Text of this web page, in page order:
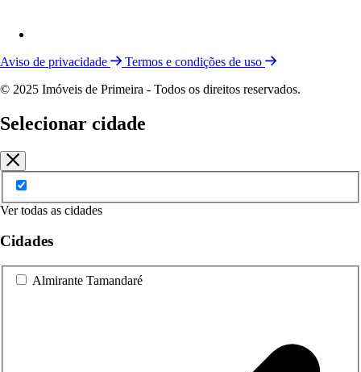
Aviso de privacidade
Termos e condições de uso
© 2025 Imóveis de Primeira - Todos os direitos reservados.
Selecionar cidade
Ver todas as cidades
Cidades
Almirante Tamandaré